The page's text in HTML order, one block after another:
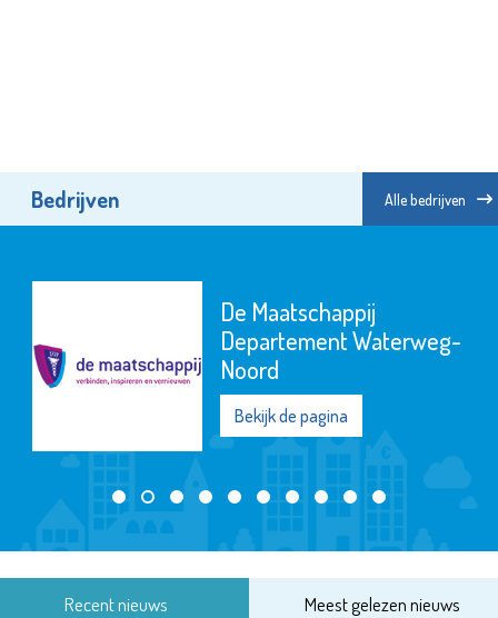
Bedrijven Alle bedrijven
De Maatschappij
Departement Waterweg-
Noord
Bekijk de pagina
Recent nieuws Meest gelezen nieuws